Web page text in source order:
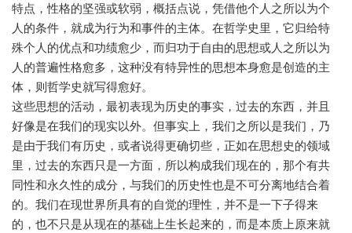
特点，性格的坚强或软弱，概括点说，凭借他个人之所以为个
人的条件，就成为行为和事件的主体。在哲学史里，它归给特
殊个人的优点和功绩愈少，而归功于自由的思想或人之所以为
人的普遍性格愈多，这种没有特异性的思想本身愈是创造的主
体，则哲学史就写得愈好。
这些思想的活动，最初表现为历史的事实，过去的东西，并且
好像是在我们的现实以外。但事实上，我们之所以是我们，乃
是由于我们有历史，或者说得更确切些，正如在思想史的领域
里，过去的东西只是一方面，所以构成我们现在的，那个有共
同性和永久性的成分，与我们的历史性也是不可分离地结合着
的。我们在现世界所具有的自觉的理性，并不是一下子得来
的，也不只是从现在的基础上生长起来的，而是本质上原来就